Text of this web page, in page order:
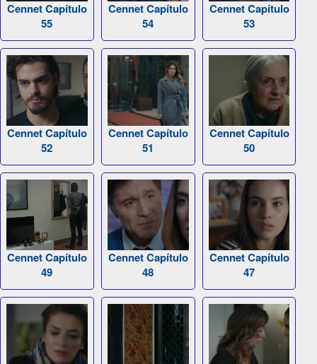
Cennet Capítulo
55
Cennet Capítulo
54
Cennet Capítulo
53
Cennet Capítulo
52
Cennet Capítulo
51
Cennet Capítulo
50
Cennet Capítulo
49
Cennet Capítulo
48
Cennet Capítulo
47